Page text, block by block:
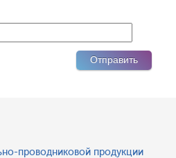
проводниковой продукции